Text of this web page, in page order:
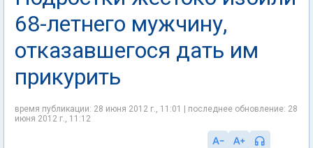
68-летнего мужчину,
отказавшегося дать им
прикурить
время публикации: 28 июня 2012 г., 11:01 | последнее обновление: 28
июня 2012 г., 11:12